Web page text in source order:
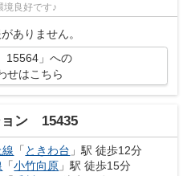
境良好です♪
ありません。
15564」への
せはこちら
ョン 15435
「 ときわ台 」駅 徒歩12分
「小竹向原 」駅 徒歩15分